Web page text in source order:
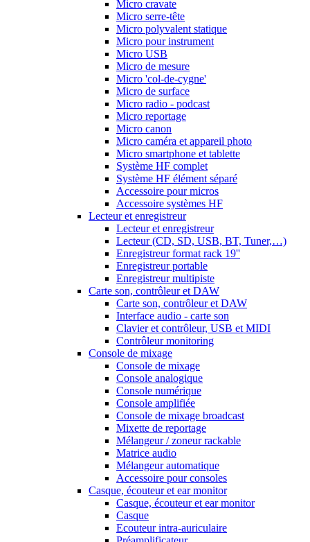
Micro cravate
Micro serre-tête
Micro polyvalent statique
Micro pour instrument
Micro USB
Micro de mesure
Micro 'col-de-cygne'
Micro de surface
Micro radio - podcast
Micro reportage
Micro canon
Micro caméra et appareil photo
Micro smartphone et tablette
Système HF complet
Système HF élément séparé
Accessoire pour micros
Accessoire systèmes HF
Lecteur et enregistreur
Lecteur et enregistreur
Lecteur (CD, SD, USB, BT, Tuner,…)
Enregistreur format rack 19''
Enregistreur portable
Enregistreur multipiste
Carte son, contrôleur et DAW
Carte son, contrôleur et DAW
Interface audio - carte son
Clavier et contrôleur, USB et MIDI
Contrôleur monitoring
Console de mixage
Console de mixage
Console analogique
Console numérique
Console amplifiée
Console de mixage broadcast
Mixette de reportage
Mélangeur / zoneur rackable
Matrice audio
Mélangeur automatique
Accessoire pour consoles
Casque, écouteur et ear monitor
Casque, écouteur et ear monitor
Casque
Ecouteur intra-auriculaire